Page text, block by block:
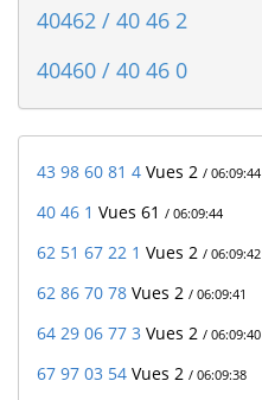
40462 / 40 46 2
40460 / 40 46 0
43 98 60 81 4 Vues 2 / 06:09:44
40 46 1 Vues 61 / 06:09:44
62 51 67 22 1 Vues 2 / 06:09:42
62 86 70 78 Vues 2 / 06:09:41
64 29 06 77 3 Vues 2 / 06:09:40
67 97 03 54 Vues 2 / 06:09:38